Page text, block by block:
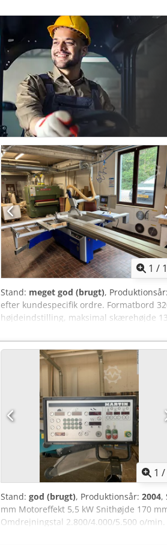
1 /
Stand: meget god (brugt), Produktionsår:
efter kundespecifik ordre. Formatbord
højdeindstilling, maksimal skærehøjde
7,35 kW (10 hk) Crjdezp Nw Ispfx Abtof
touchskærmsstyring Elektronisk
Værktøjsdatabase og automatiske
geringssnit Forudskæreenhed, 2-
Længdeanslag 3200 mm, drejeligt 90° -
1 /
Stand: god (brugt), Produktionsår: 2004,
mm Motoreffekt 5,5 kW Snithøjde 170
Omdrejningstal 2.800/4.000/5.500 o/
parallelanslag, snitbredde 1.100 mm -